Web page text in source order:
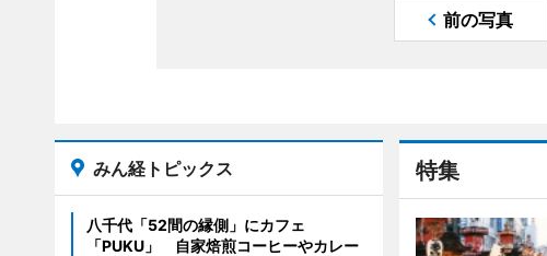
前の写真
特集
みん経トピックス
八千代「52間の縁側」にカフェ
「PUKU」 自家焙煎コーヒーやカレー